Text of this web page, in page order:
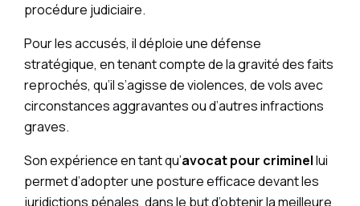
procédure judiciaire.
Pour les accusés, il déploie une défense
stratégique, en tenant compte de la gravité des faits
reprochés, qu’il s’agisse de violences, de vols avec
circonstances aggravantes ou d’autres infractions
graves.
Son expérience en tant qu’avocat pour criminellui
permet d’adopter une posture efficace devant les
juridictions pénales, dans le but d’obtenir la meilleure